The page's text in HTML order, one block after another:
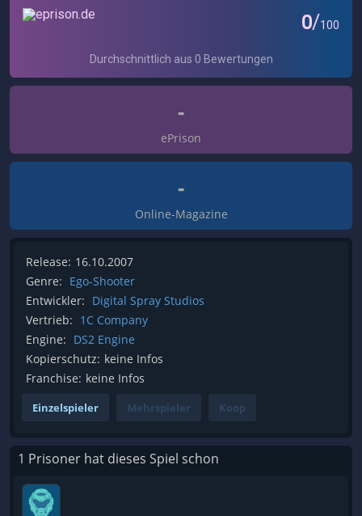
-
ePrison
-
Online-Magazine
Release: 16.10.2007
Genre: Ego-Shooter
Entwickler: Digital Spray Studios
Vertrieb: 1C Company
Engine: DS2 Engine
Kopierschutz: keine Infos
Franchise: keine Infos
Einzelspieler Mehrspieler Koop
1 Prisoner hat dieses Spiel schon